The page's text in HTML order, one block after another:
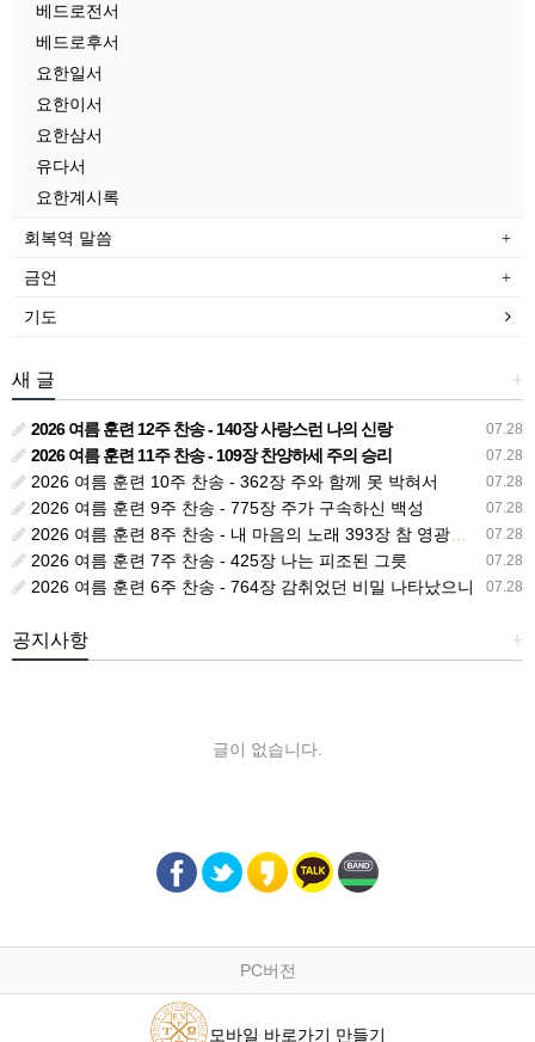
베드로전서
베드로후서
요한일서
요한이서
요한삼서
유다서
요한계시록
회복역 말씀
금언
기도
+
새 글
07.28
2026 여름 훈련 12주 찬송 - 140장 사랑스런 나의 신랑
07.28
2026 여름 훈련 11주 찬송 - 109장 찬양하세 주의 승리
07.28
2026 여름 훈련 10주 찬송 - 362장 주와 함께 못 박혀서
07.28
2026 여름 훈련 9주 찬송 - 775장 주가 구속하신 백성
07.28
2026 여름 훈련 8주 찬송 - 내 마음의 노래 393장 참 영광스런 우리 왕
07.28
2026 여름 훈련 7주 찬송 - 425장 나는 피조된 그릇
07.28
2026 여름 훈련 6주 찬송 - 764장 감취었던 비밀 나타났으니
+
공지사항
글이 없습니다.
PC버전
모바일 바로가기 만들기